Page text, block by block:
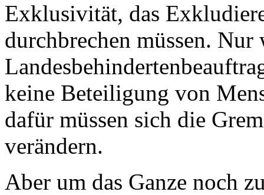
Exklusivität, das
durchbrechen müssen. Nur
keine Beteiligung von
dafür müssen sich die
verändern.
Aber um das Ganze noch